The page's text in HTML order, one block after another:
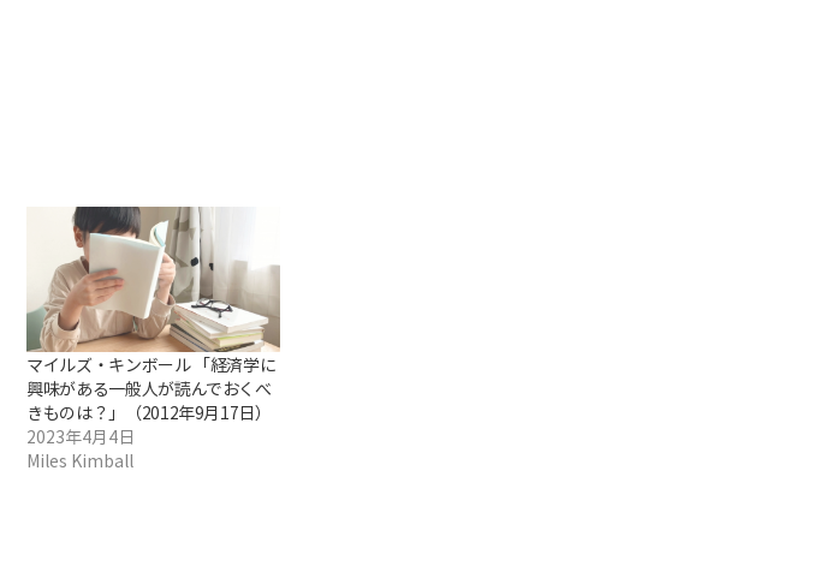
マイルズ・キンボール 「経済学に
興味がある一般人が読んでおくべ
きものは？」（2012年9月17日）
2023年4月4日
Miles Kimball